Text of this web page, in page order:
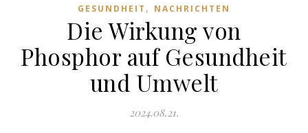
GESUNDHEIT , NACHRICHTEN
Die Wirkung von
Phosphor auf Gesundheit
und Umwelt
2024.08.21.